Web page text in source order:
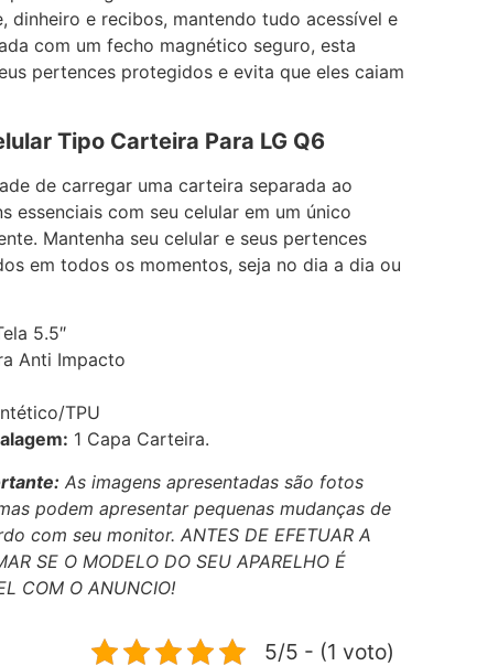
dinheiro e recibos, mantendo tudo acessível e
com um fecho magnético seguro, esta
pertences protegidos e evita que eles caiam
Tipo Carteira Para LG Q6
de carregar uma carteira separada ao
essenciais com seu celular em um único
Mantenha seu celular e seus pertences
em todos os momentos, seja no dia a dia ou
5.5″
Anti Impacto
TPU
1 Capa Carteira.
As imagens apresentadas são fotos
podem apresentar pequenas mudanças de
com seu monitor. ANTES DE EFETUAR A
SE O MODELO DO SEU APARELHO É
COM O ANUNCIO!
5/5 - (1 voto)